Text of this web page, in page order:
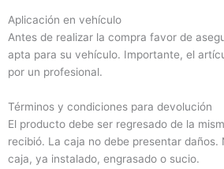
Aplicación en vehículo
Antes de realizar la compra favor de
apta para su vehículo. Importante, el
por un profesional.
Términos y condiciones para devolución
El producto debe ser regresado de la
recibió. La caja no debe presentar daños.
caja, ya instalado, engrasado o sucio.